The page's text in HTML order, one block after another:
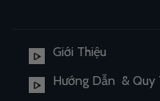
Giới Thiệu
Hướng Dẫn &